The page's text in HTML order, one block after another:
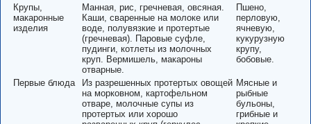
Крупы,
макаронные
изделия
Манная, рис, гречневая, овсяная.
Каши, сваренные на молоке или
воде, полувязкие и протертые
(гречневая). Паровые суфле,
пудинги, котлеты из молочных
круп. Вермишель, макароны
отварные.
Пшено,
перловую,
ячневую,
кукурузную
крупу,
бобовые.
Первые блюда
Из разрешенных протертых овощей
на морковном, картофельном
отваре, молочные супы из
протертых или хорошо
Мясные и
рыбные
бульоны,
грибные и